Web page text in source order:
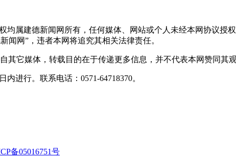
属建德新闻网所有，任何媒体、网站或个人未经本网协议授
闻网”，违者本网将追究其相关法律责任。
它媒体，转载目的在于传递更多信息，并不代表本网赞同其
进行。联系电话：0571-64718370。
备05016751号